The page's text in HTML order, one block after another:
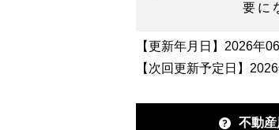
要に
【更新年月日】2026年
【次回更新予定日】
不動